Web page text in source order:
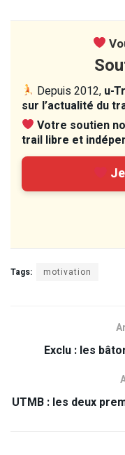
Depuis 2012, u-
sur l’actualité du
Votre soutien
trail libre et
Tags: motivation
Exclu : les
UTMB : les deux